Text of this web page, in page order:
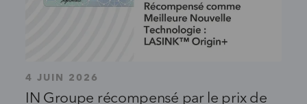
4 JUIN 2026
IN Groupe récompensé par le prix de